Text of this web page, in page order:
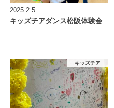
2025.2.5
キッズチアダンス松阪体験会
キッズチア